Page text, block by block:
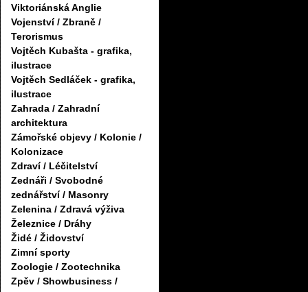
Viktoriánská Anglie
Vojenství / Zbraně /
Terorismus
Vojtěch Kubašta - grafika,
ilustrace
Vojtěch Sedláček - grafika,
ilustrace
Zahrada / Zahradní
architektura
Zámořské objevy / Kolonie /
Kolonizace
Zdraví / Léčitelství
Zednáři / Svobodné
zednářství / Masonry
Zelenina / Zdravá výživa
Železnice / Dráhy
Židé / Židovství
Zimní sporty
Zoologie / Zootechnika
Zpěv / Showbusiness /